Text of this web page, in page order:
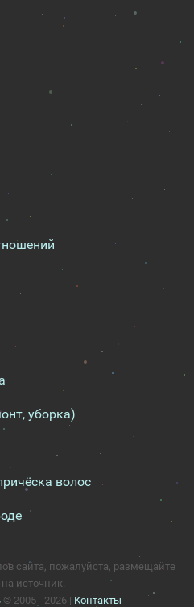
уборка)
волос
сайта, пожалуйста, размещайте
источник.
© 2005 - 2026 | Контакты